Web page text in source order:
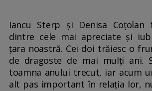
Iancu Sterp și Denisa Coțolan
dintre cele mai apreciate și
țara noastră. Cei doi trăiesc o
de dragoste de mai mulți ani.
toamna anului trecut, iar acum
alt pas important în relația lor,